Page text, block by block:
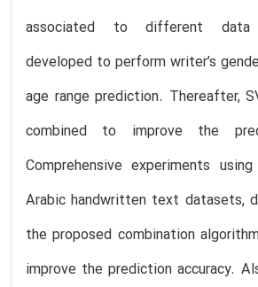
associated to different data
developed to perform writer’s
age range prediction. Thereafter,
combined to improve the
Comprehensive experiments
Arabic handwritten text datasets,
the proposed combination
improve the prediction accuracy.